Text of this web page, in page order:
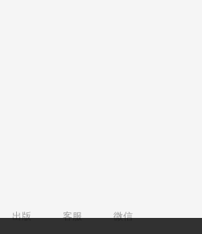
出版 客服
微信